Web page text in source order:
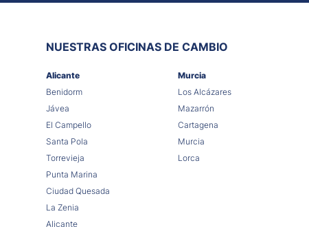
NUESTRAS OFICINAS DE CAMBIO
Alicante
Benidorm
Jávea
El Campello
Santa Pola
Torrevieja
Punta Marina
Ciudad Quesada
La Zenia
Alicante
Murcia
Los Alcázares
Mazarrón
Cartagena
Murcia
Lorca